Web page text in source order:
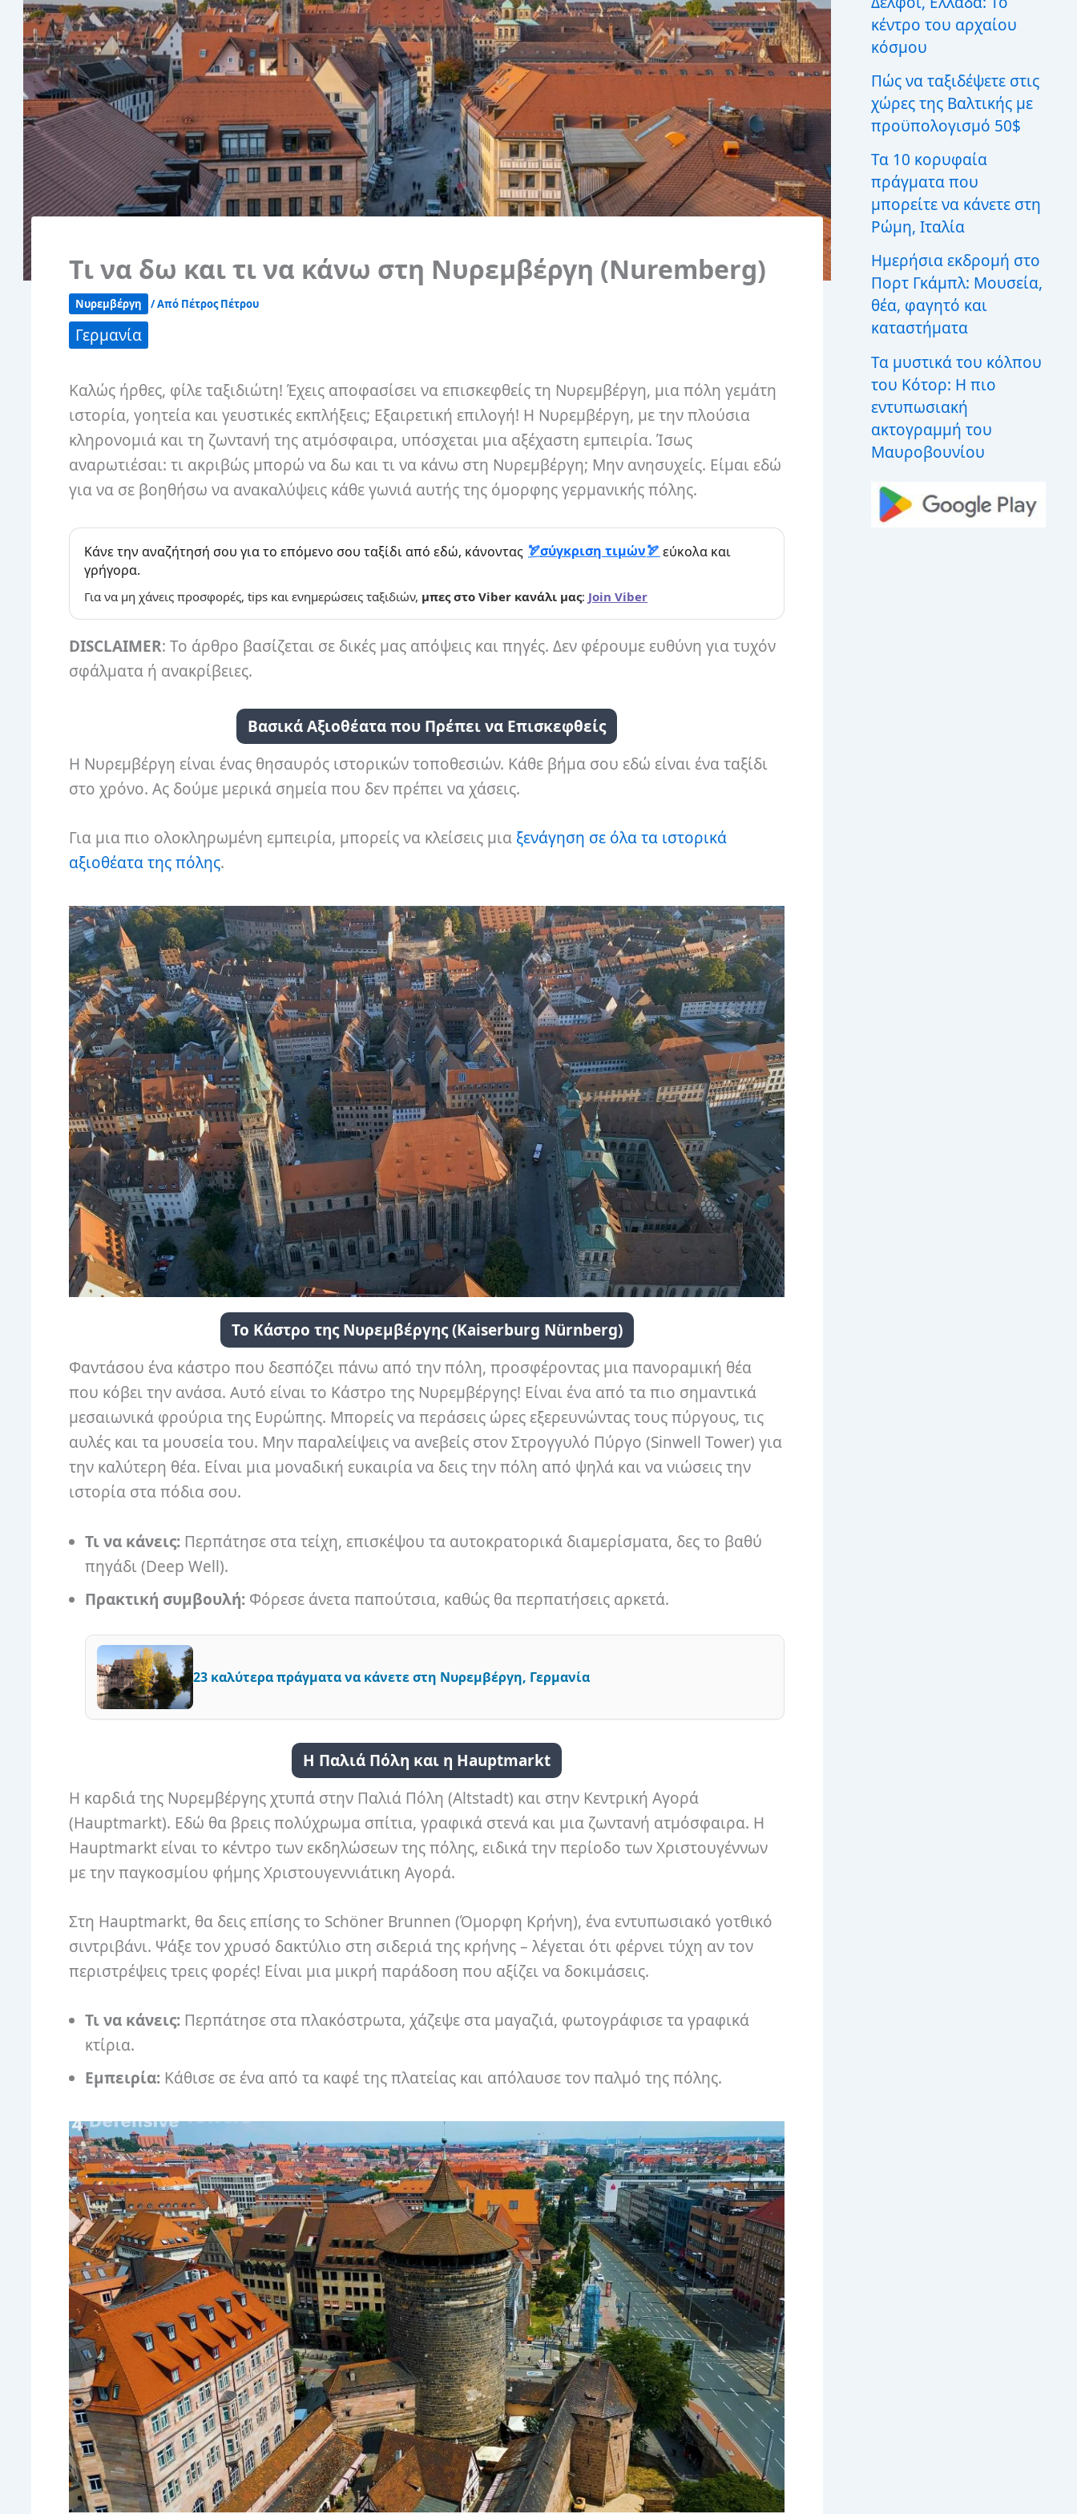
Τι να δω και τι να κάνω στη Νυρεμβέργη (Nuremberg)
Νυρεμβέργη / Από Πέτρος Πέτρου
Γερμανία
Καλώς ήρθες, φίλε ταξιδιώτη! Έχεις αποφασίσει να επισκεφθείς τη Νυρεμβέργη, μια πόλη γεμάτη
ιστορία, γοητεία και γευστικές εκπλήξεις; Εξαιρετική επιλογή! Η Νυρεμβέργη, με την πλούσια
κληρονομιά και τη ζωντανή της ατμόσφαιρα, υπόσχεται μια αξέχαστη εμπειρία. Ίσως
αναρωτιέσαι: τι ακριβώς μπορώ να δω και τι να κάνω στη Νυρεμβέργη; Μην ανησυχείς. Είμαι εδώ
για να σε βοηθήσω να ανακαλύψεις κάθε γωνιά αυτής της όμορφης γερμανικής πόλης.
Κάνε την αναζήτησή σου για το επόμενο σου ταξίδι από εδώ, κάνοντας σύγκριση τιμών
εύκολα και
γρήγορα.
Για να μη χάνεις προσφορές, tips και ενημερώσεις ταξιδιών, μπες στο Viber κανάλι μας: Join Viber
DISCLAIMER: Το άρθρο βασίζεται σε δικές μας απόψεις και πηγές. Δεν φέρουμε ευθύνη για τυχόν
σφάλματα ή ανακρίβειες.
Βασικά Αξιοθέατα που Πρέπει να Επισκεφθείς
Η Νυρεμβέργη είναι ένας θησαυρός ιστορικών τοποθεσιών. Κάθε βήμα σου εδώ είναι ένα ταξίδι
στο χρόνο. Ας δούμε μερικά σημεία που δεν πρέπει να χάσεις.
Για μια πιο ολοκληρωμένη εμπειρία, μπορείς να κλείσεις μια ξενάγηση σε όλα τα ιστορικά
αξιοθέατα της πόλης.
Το Κάστρο της Νυρεμβέργης (Kaiserburg Nürnberg)
Φαντάσου ένα κάστρο που δεσπόζει πάνω από την πόλη, προσφέροντας μια πανοραμική θέα
που κόβει την ανάσα. Αυτό είναι το Κάστρο της Νυρεμβέργης! Είναι ένα από τα πιο σημαντικά
μεσαιωνικά φρούρια της Ευρώπης. Μπορείς να περάσεις ώρες εξερευνώντας τους πύργους, τις
αυλές και τα μουσεία του. Μην παραλείψεις να ανεβείς στον Στρογγυλό Πύργο (Sinwell Tower) για
την καλύτερη θέα. Είναι μια μοναδική ευκαιρία να δεις την πόλη από ψηλά και να νιώσεις την
ιστορία στα πόδια σου.
Τι να κάνεις: Περπάτησε στα τείχη, επισκέψου τα αυτοκρατορικά διαμερίσματα, δες το βαθύ
πηγάδι (Deep Well).
Πρακτική συμβουλή: Φόρεσε άνετα παπούτσια, καθώς θα περπατήσεις αρκετά.
23 καλύτερα πράγματα να κάνετε στη Νυρεμβέργη, Γερμανία
Η Παλιά Πόλη και η Hauptmarkt
Η καρδιά της Νυρεμβέργης χτυπά στην Παλιά Πόλη (Altstadt) και στην Κεντρική Αγορά
(Hauptmarkt). Εδώ θα βρεις πολύχρωμα σπίτια, γραφικά στενά και μια ζωντανή ατμόσφαιρα. Η
Hauptmarkt είναι το κέντρο των εκδηλώσεων της πόλης, ειδικά την περίοδο των Χριστουγέννων
με την παγκοσμίου φήμης Χριστουγεννιάτικη Αγορά.
Στη Hauptmarkt, θα δεις επίσης το Schöner Brunnen (Όμορφη Κρήνη), ένα εντυπωσιακό γοτθικό
σιντριβάνι. Ψάξε τον χρυσό δακτύλιο στη σιδεριά της κρήνης – λέγεται ότι φέρνει τύχη αν τον
περιστρέψεις τρεις φορές! Είναι μια μικρή παράδοση που αξίζει να δοκιμάσεις.
Τι να κάνεις: Περπάτησε στα πλακόστρωτα, χάζεψε στα μαγαζιά, φωτογράφισε τα γραφικά
κτίρια.
Εμπειρία: Κάθισε σε ένα από τα καφέ της πλατείας και απόλαυσε τον παλμό της πόλης.
ι
α
κέντρο του αρχαίου
κόσμου
Πώς να ταξιδέψετε στις
χώρες της Βαλτικής με
προϋπολογισμό 50$
Τα 10 κορυφαία
πράγματα που
μπορείτε να κάνετε στη
Ρώμη, Ιταλία
Ημερήσια εκδρομή στο
Πορτ Γκάμπλ: Μουσεία,
θέα, φαγητό και
καταστήματα
Τα μυστικά του κόλπου
του Κότορ: Η πιο
εντυπωσιακή
ακτογραμμή του
Μαυροβουνίου